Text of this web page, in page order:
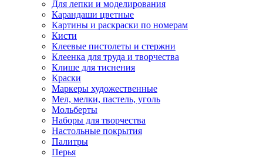
Для лепки и моделирования
Карандаши цветные
Картины и раскраски по номерам
Кисти
Клеевые пистолеты и стержни
Клеенка для труда и творчества
Клише для тиснения
Краски
Маркеры художественные
Мел, мелки, пастель, уголь
Мольберты
Наборы для творчества
Настольные покрытия
Палитры
Перья